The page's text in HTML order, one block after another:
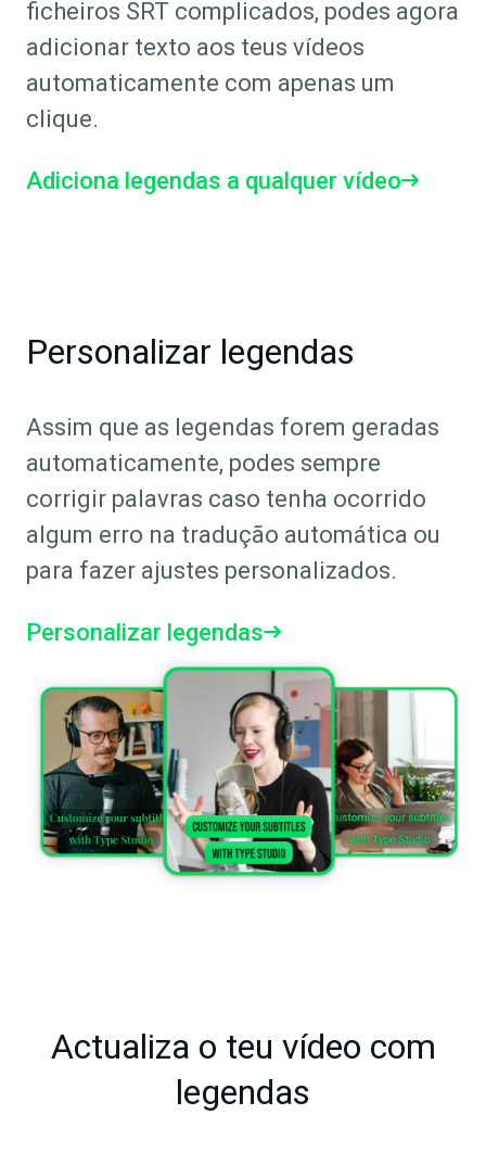
ficheiros SRT complicados, podes agora
adicionar texto aos teus vídeos
automaticamente com apenas um
clique.
Adiciona legendas a qualquer vídeo
Personalizar legendas
Assim que as legendas forem geradas
automaticamente, podes sempre
corrigir palavras caso tenha ocorrido
algum erro na tradução automática ou
para fazer ajustes personalizados.
Personalizar legendas
Actualiza o teu vídeo com
legendas